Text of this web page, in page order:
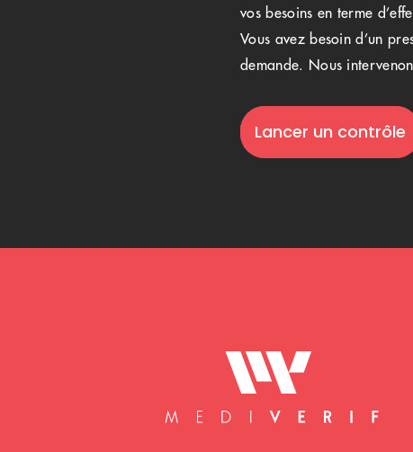
vos besoins en terme
Vous avez besoin d’un
demande. Nous
Lancer un contrôle